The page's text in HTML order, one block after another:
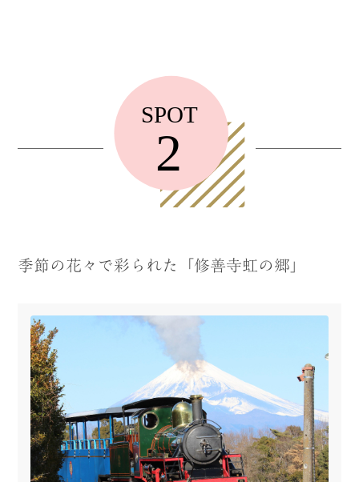
季節の花々で彩られた「修善寺虹の郷」